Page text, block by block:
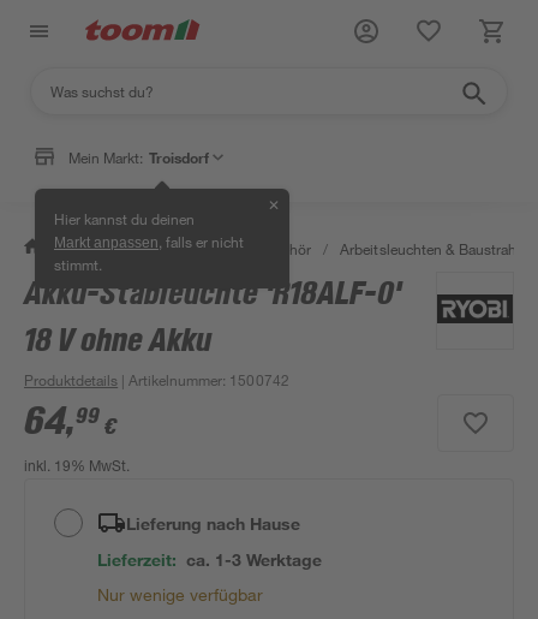
Mein Markt: Troisdorf
Hier kannst du deinen
Markt anpassen , falls er nicht
stimmt.
✕
/ Bauen & Renovieren / Bauzubehör / Arbeitsleuchten & Baustrahler
Akku-Stableuchte 'R18ALF-0'
18 V ohne Akku
Produktdetails | Artikelnummer: 1500742
64,99 €
inkl. 19% MwSt.
Lieferung nach Hause
Lieferzeit: ca. 1-3 Werktage
Nur wenige verfügbar